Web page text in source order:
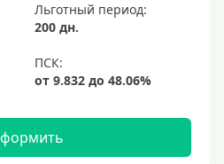
Льготный период:
200 дн.